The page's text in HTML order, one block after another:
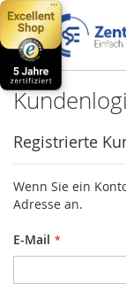
Direkt
zum
Inhalt
Registrierte
Wenn Sie ein
Adresse an.
E-Mail